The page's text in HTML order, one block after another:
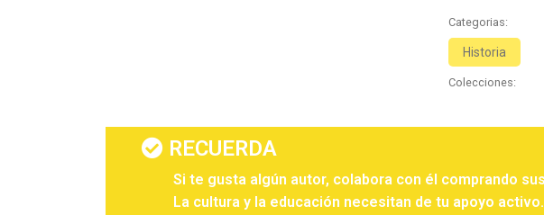
Categorias:
Historia
Colecciones:
RECUERDA
Si te gusta algún autor, colabora con él comprando
La cultura y la educación necesitan de tu apoyo activo.